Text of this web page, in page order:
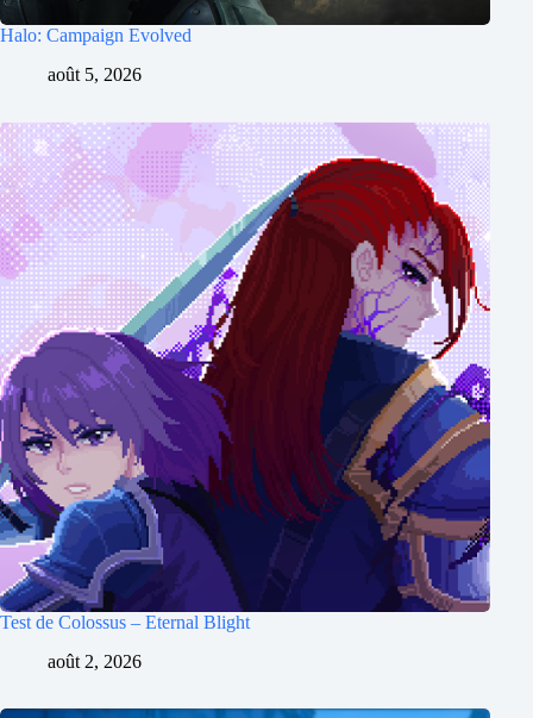
Halo: Campaign Evolved
août 5, 2026
Test de Colossus – Eternal Blight
août 2, 2026